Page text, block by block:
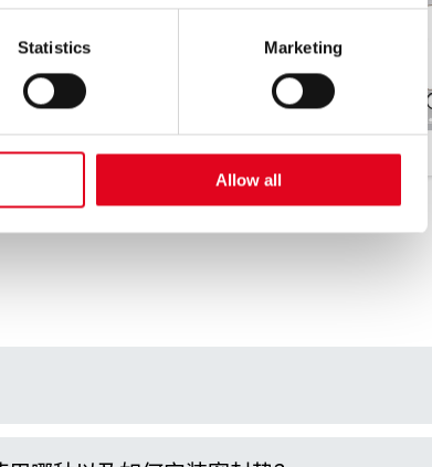
in accordance with Art. 49 (1) sentence 1 a
to that of the EU. In this case, there may
that your data subject rights may not be
Statistics Marketing
Allow all